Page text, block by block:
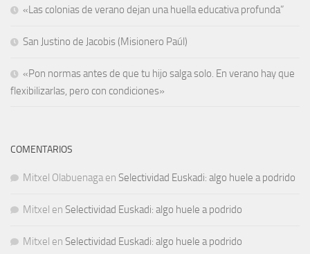
«Las colonias de verano dejan una huella educativa profunda”
San Justino de Jacobis (Misionero Paúl)
«Pon normas antes de que tu hijo salga solo. En verano hay que
flexibilizarlas, pero con condiciones»
COMENTARIOS
Mitxel Olabuenaga en Selectividad Euskadi: algo huele a podrido
Mitxel en Selectividad Euskadi: algo huele a podrido
Mitxel en Selectividad Euskadi: algo huele a podrido